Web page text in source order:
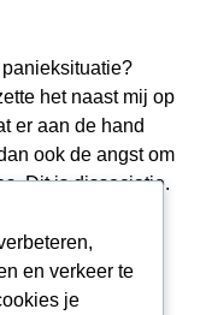
het naast mij op
er aan de hand
ook de angst om
Dit is dissociatie.
naast mij. Ik
of met
en verkeer te
je